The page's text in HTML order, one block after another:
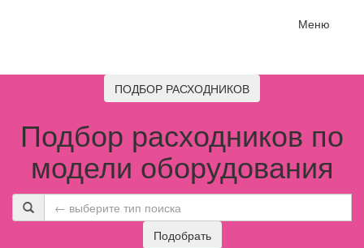
Меню
ПОДБОР РАСХОДНИКОВ
Подбор расходников по
модели оборудования
Подобрать